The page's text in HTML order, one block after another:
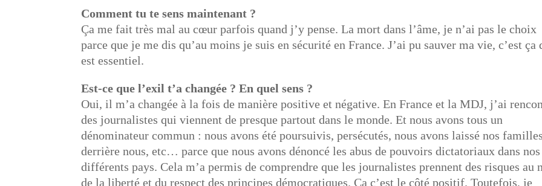
Comment tu te sens maintenant ?
Ça me fait très mal au cœur parfois quand j’y pense. La mort dans l’âme, je n’ai pas le choix
parce que je me dis qu’au moins je suis en sécurité en France. J’ai pu sauver ma vie, c’est ça
est essentiel.
Est-ce que l’exil t’a changée ? En quel sens ?
Oui, il m’a changée à la fois de manière positive et négative. En France et la MDJ, j’ai
des journalistes qui viennent de presque partout dans le monde. Et nous avons tous un
dénominateur commun : nous avons été poursuivis, persécutés, nous avons laissé nos
derrière nous, etc… parce que nous avons dénoncé les abus de pouvoirs dictatoriaux dans nos
différents pays. Cela m’a permis de comprendre que les journalistes prennent des risques au
de la liberté et du respect des principes démocratiques. Ça c’est le côté positif. Toutefois, je